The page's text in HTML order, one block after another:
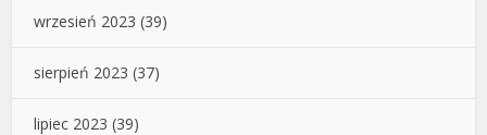
wrzesień 2023 (39)
sierpień 2023 (37)
lipiec 2023 (39)